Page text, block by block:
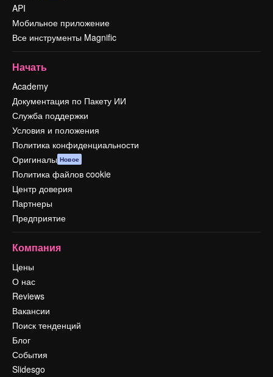
API
Мобильное приложение
Все инструменты Magnific
Начать
Academy
Документация по Пакету ИИ
Служба поддержки
Условия и положения
Политика конфиденциальности
Оригиналы Новое
Политика файлов cookie
Центр доверия
Партнеры
Предприятие
Компания
Цены
О нас
Reviews
Вакансии
Поиск тенденций
Блог
События
Slidesgo